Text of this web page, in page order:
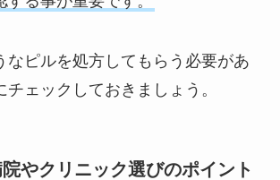
なピルを処方してもらう必要があ
チェックしておきましょう。
やクリニック選びのポイント